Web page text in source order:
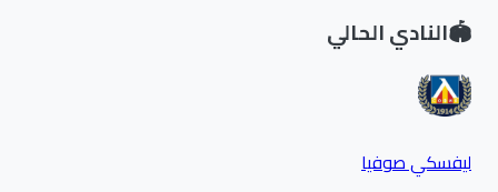
النادي الحالي
ليفسكي صوفيا